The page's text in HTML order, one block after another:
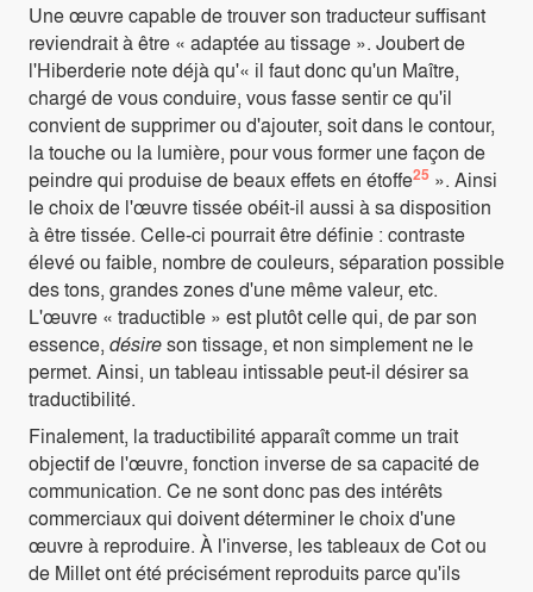
Une œuvre capable de trouver son traducteur suffisant
reviendrait à être « adaptée au tissage ». Joubert de
l'Hiberderie note déjà qu'« il faut donc qu'un Maître,
chargé de vous conduire, vous fasse sentir ce qu'il
convient de supprimer ou d'ajouter, soit dans le contour,
la touche ou la lumière, pour vous former une façon de
peindre qui produise de beaux effets en étoffe25 ». Ainsi
le choix de l'œuvre tissée obéit-il aussi à sa disposition
à être tissée. Celle-ci pourrait être définie : contraste
élevé ou faible, nombre de couleurs, séparation possible
des tons, grandes zones d'une même valeur, etc.
L'œuvre « traductible » est plutôt celle qui, de par son
essence, désireson tissage, et non simplement ne le
permet. Ainsi, un tableau intissable peut-il désirer sa
traductibilité.
Finalement, la traductibilité apparaît comme un trait
objectif de l'œuvre, fonction inverse de sa capacité de
communication. Ce ne sont donc pas des intérêts
commerciaux qui doivent déterminer le choix d'une
œuvre à reproduire. À l'inverse, les tableaux de Cot ou
de Millet ont été précisément reproduits parce qu'ils